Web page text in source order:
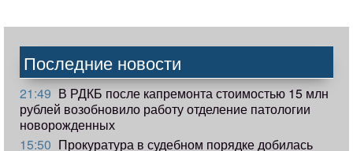
Последние новости
21:49 В РДКБ после капремонта стоимостью 15 млн
рублей возобновило работу отделение патологии
новорожденных
15:50 Прокуратура в судебном порядке добилась